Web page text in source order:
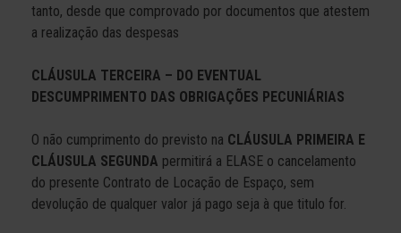
tanto, desde que comprovado por documentos que atestem
a realização das despesas
CLÁUSULA TERCEIRA – DO EVENTUAL
DESCUMPRIMENTO DAS OBRIGAÇÕES PECUNIÁRIAS
O não cumprimento do previsto na CLÁUSULA PRIMEIRA E
CLÁUSULA SEGUNDA permitirá a ELASE o cancelamento
do presente Contrato de Locação de Espaço, sem
devolução de qualquer valor já pago seja à que titulo for.